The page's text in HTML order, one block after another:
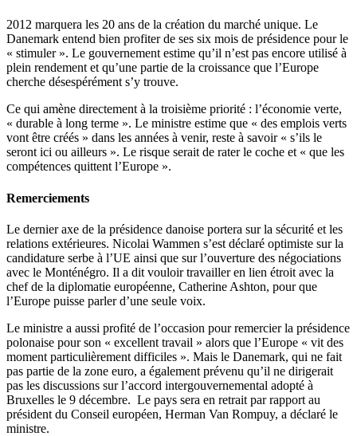
2012 marquera les 20 ans de la création du marché unique. Le
Danemark entend bien profiter de ses six mois de présidence pour le
« stimuler ». Le gouvernement estime qu’il n’est pas encore utilisé à
plein rendement et qu’une partie de la croissance que l’Europe
cherche désespérément s’y trouve.
Ce qui amène directement à la troisième priorité : l’économie verte,
« durable à long terme ». Le ministre estime que « des emplois verts
vont être créés » dans les années à venir, reste à savoir « s’ils le
seront ici ou ailleurs ». Le risque serait de rater le coche et « que les
compétences quittent l’Europe ».
Remerciements
Le dernier axe de la présidence danoise portera sur la sécurité et les
relations extérieures. Nicolai Wammen s’est déclaré optimiste sur la
candidature serbe à l’UE ainsi que sur l’ouverture des négociations
avec le Monténégro. Il a dit vouloir travailler en lien étroit avec la
chef de la diplomatie européenne, Catherine Ashton, pour que
l’Europe puisse parler d’une seule voix.
Le ministre a aussi profité de l’occasion pour remercier la présidence
polonaise pour son « excellent travail » alors que l’Europe « vit des
moment particulièrement difficiles ». Mais le Danemark, qui ne fait
pas partie de la zone euro, a également prévenu qu’il ne dirigerait
pas les discussions sur l’accord intergouvernemental adopté à
Bruxelles le 9 décembre. Le pays sera en retrait par rapport au
président du Conseil européen, Herman Van Rompuy, a déclaré le
ministre.